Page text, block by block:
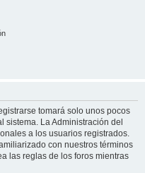
tomará solo unos pocos
sistema. La Administración del
a los usuarios registrados.
con nuestros términos
las reglas de los foros mientras